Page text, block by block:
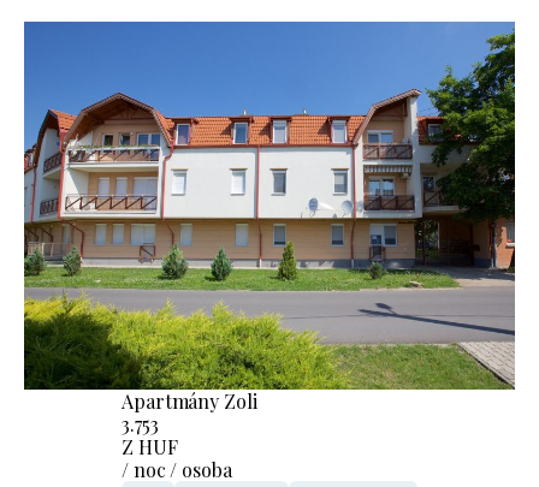
Apartmány Zoli
3.753
Z HUF
/ noc / osoba